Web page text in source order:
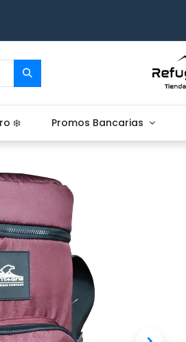
❄️ Promos Bancarias